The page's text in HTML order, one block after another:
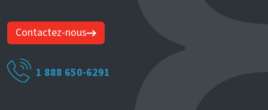
Contactez-nous
1 888 650-6291